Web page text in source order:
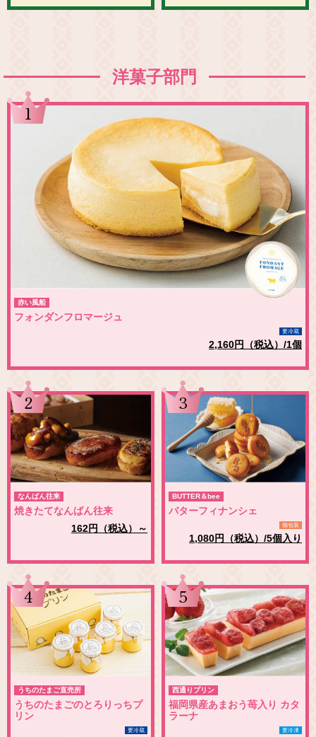
洋菓子部門
1
赤い風船
フォンダンフロマージュ
要冷蔵
2,160円（税込）/1個
2
なんばん往来
焼きたてなんばん往来
162円（税込）～
3
BUTTER＆bee
バターフィナンシェ
個包装
1,080円（税込）/5個入り
4
うちのたまご直売所
うちのたまごのとろりっちプ
リン
要冷蔵
5
西通りプリン
福岡県産あまおう苺入り カタ
ラーナ
要冷凍